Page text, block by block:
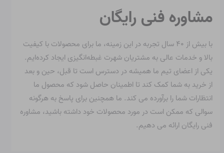
مشاوره فنی رایگان
با بیش از ۴۰ سال تجربه در این زمینه، ما برای محصولات با کیفیت
بالا و خدمات عالی به مشتریان شهرت غبطه‌انگیزی ایجاد کرده‌ایم.
یکی از اعضای تیم ما همیشه در دسترس است تا قبل، حین و بعد
از خرید به شما کمک کند تا اطمینان حاصل شود که محصول ما
انتظارات شما را برآورده می کند. ما همچنین برای پاسخ به هرگونه
سوالی که ممکن است در مورد محصولات خود داشته باشید، مشاوره
فنی رایگان ارائه می دهیم.